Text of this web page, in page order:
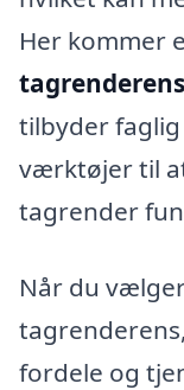
Her kommer
tilbyder
værktøjer til
tagrender
Når du
fordele og